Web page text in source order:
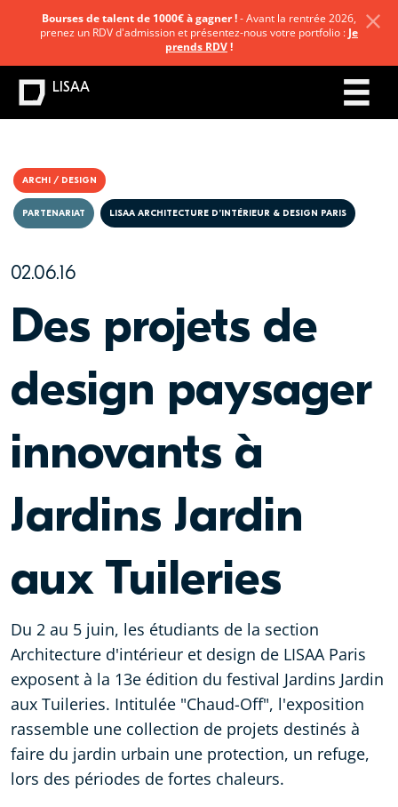
ARCHI / DESIGN
02.06.16
PARTENARIAT LISAA ARCHITECTURE D’INTÉRIEUR & DESIGN PARIS
Des projets de
design paysager
innovants à
Jardins Jardin
aux Tuileries
Du 2 au 5 juin, les étudiants de la section
Architecture d'intérieur et design de LISAA Paris
exposent à la 13e édition du festival Jardins Jardin
aux Tuileries. Intitulée "Chaud-Off", l'exposition
rassemble une collection de projets destinés à
faire du jardin urbain une protection, un refuge,
lors des périodes de fortes chaleurs.
Bourses de talent de 1000€ à gagner !- Avant la rentrée 2026,
prenez un RDV d'admission et présentez-nous votre portfolio : Je
prends RDV!
LISAA